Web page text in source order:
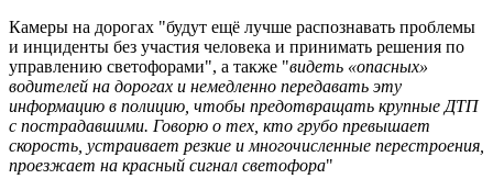
Камеры на дорогах "будут ещё лучше распознавать проблемы
и инциденты без участия человека и принимать решения по
управлению светофорами", а также "видеть «опасных»
водителей на дорогах и немедленно передавать эту
информацию в полицию, чтобы предотвращать крупные ДТП
с пострадавшими. Говорю о тех, кто грубо превышает
скорость, устраивает резкие и многочисленные перестроения,
проезжает на красный сигнал светофора"